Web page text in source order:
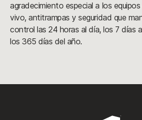
agradecimiento especial a los
vivo, antitrampas y seguridad que
control las 24 horas al día, los 7 días
los 365 días del año.